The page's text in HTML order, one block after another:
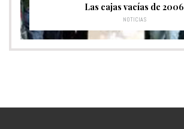
Las cajas vacías de 2006
NOTICIAS